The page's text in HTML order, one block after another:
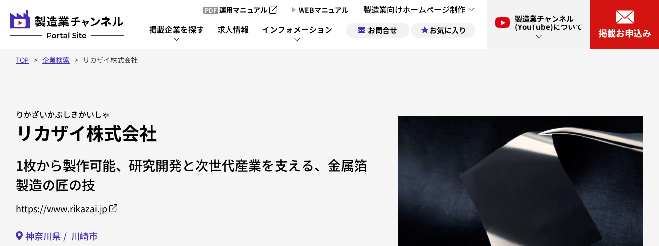
PDF 運用マニュアル WEBマニュアル
製造業向けホームページ制作
製造業向けホームページ制作のご案内
掲載企業を探す
掲載企業一覧
求人情報 インフォメーション お問合せ お気に入り
製造業チャンネル
(YouTube)について
掲載お申込み
TOP 企業検索 リカザイ株式会社
りかざいかぶしきかいしゃ
リカザイ株式会社
1枚から製作可能、研究開発と次世代産業を支える、金属箔
製造の匠の技
https://www.rikazai.jp
神奈川県 川崎市